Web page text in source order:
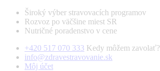
Široký výber stravovacích programov
Rozvoz po väčšine miest SR
Nutričné poradenstvo v cene
+420 517 070 333 Kedy môžem zavolať?
info@zdravestravovanie.sk
Môj účet